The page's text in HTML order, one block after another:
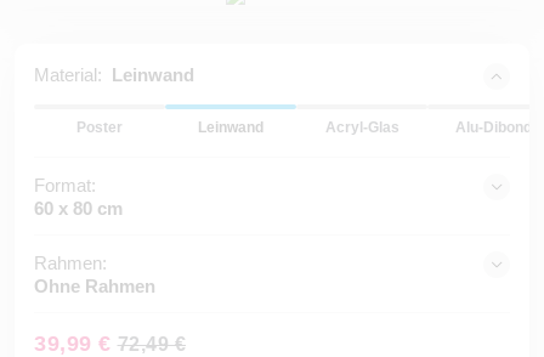
Material: Leinwand
Poster Leinwand Acryl-Glas Alu-Dibond
Format:
60 x 80 cm
Rahmen:
Ohne Rahmen
39,99 € 72,49 €